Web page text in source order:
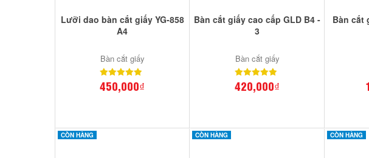
Lưỡi dao bàn cắt giấy YG-858
A4
Bàn cắt giấy
450,000₫
Bàn cắt giấy cao cấp GLD B4 -
3
Bàn cắt giấy
420,000₫
Bàn cắt
CÒN HÀNG CÒN HÀNG CÒN HÀNG